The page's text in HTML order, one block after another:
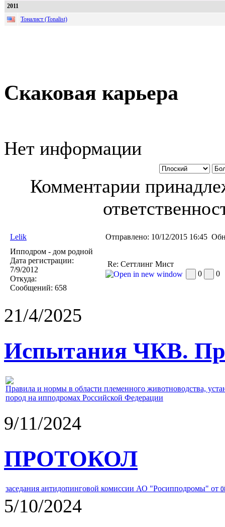
2011
Тоналист (Tonalist)
Скаковая карьера
Нет информации
Комментарии
Lelik Отправлено: 10/12/2015 16:45
Ипподром - дом родной
Дата регистрации:
7/9/2012
Откуда:
Сообщений: 658
Re: Сеттлинг Мист
0
0
21/4/2025
Испытания ЧКВ.
Правила и нормы в области племенного животноводства,
пород на ипподромах Российской Федерации
9/11/2024
ПРОТОКОЛ
заседания антидопинговой комиссии АО "Росипподромы" от
5/10/2024